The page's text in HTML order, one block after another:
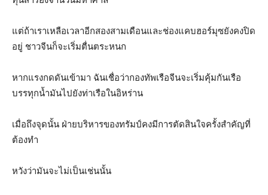
แต่ถ้าเราเหลือเวลาอีกสองสามเดือนและช่องแคบฮอร์มุซยังคงปิด
อยู่ ชาวจีนก็จะเริ่มตื่นตระหนก
หากแรงกดดันเข้ามา ฉันเชื่อว่ากองทัพเรือจีนจะเริ่มคุ้มกันเรือ
บรรทุกน้ำมันไปยังท่าเรือในอิหร่าน
เมื่อถึงจุดนั้น ฝ่ายบริหารของทรัมป์คงมีการตัดสินใจครั้งสำคัญที่
ต้องทำ
หวังว่ามันจะไม่เป็นเช่นนั้น